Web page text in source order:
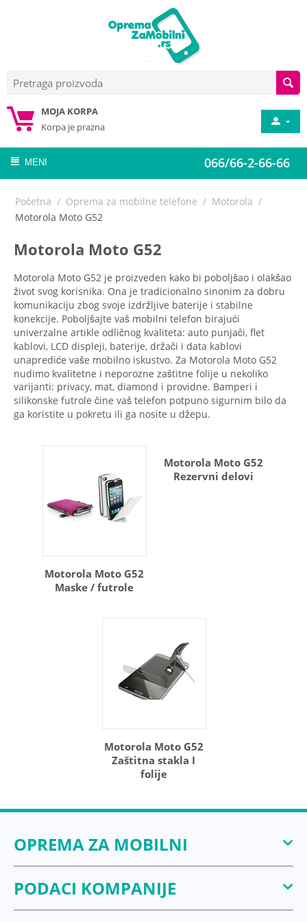
MOJA KORPA
Korpa je prazna
066/66-2-66-66
MENI
Početna / Oprema za mobilne telefone / Motorola /
Motorola Moto G52
Motorola Moto G52
Motorola Moto G52 je proizveden kako bi poboljšao i olakšao
život svog korisnika. Ona je tradicionalno sinonim za dobru
komunikaciju zbog svoje izdržljive baterije i stabilne
konekcije. Poboljšajte vaš mobilni telefon birajući
univerzalne artikle odličnog kvaliteta: auto punjači, flet
kablovi, LCD displeji, baterije, držači i data kablovi
unaprediće vaše mobilno iskustvo. Za Motorola Moto G52
nudimo kvalitetne i neporozne zaštitne folije u nekoliko
varijanti: privacy, mat, diamond i providne. Bamperi i
silikonske futrole čine vaš telefon potpuno sigurnim bilo da
ga koristite u pokretu ili ga nosite u džepu.
Motorola Moto G52
Maske / futrole
Motorola Moto G52
Rezervni delovi
Motorola Moto G52
Zaštitna stakla I
folije
OPREMA ZA MOBILNI
PODACI KOMPANIJE